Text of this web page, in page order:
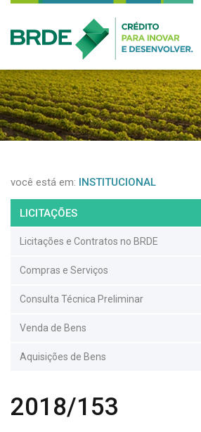
você está em: INSTITUCIONAL
LICITAÇÕES
Licitações e Contratos no BRDE
Compras e Serviços
Consulta Técnica Preliminar
Venda de Bens
Aquisições de Bens
2018/153